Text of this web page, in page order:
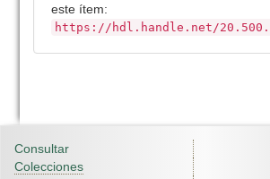
este ítem:
https://hdl.handle.net/
Consultar
Colecciones